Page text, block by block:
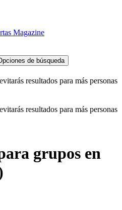
Magazine
de búsqueda
resultados para más personas
resultados para más personas
grupos en